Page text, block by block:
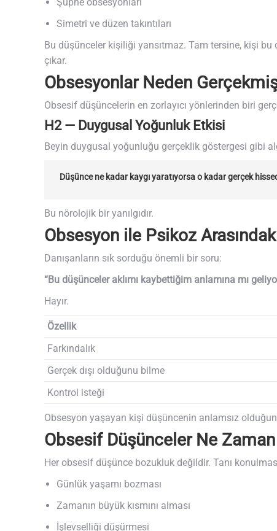
Simetri ve düzen takıntıları
Bu düşünceler kişiliği yansıtmaz. Tam tersine, kişi
çıkar.
Obsesyonlar Neden
Obsesif düşüncelerin en zorlayıcı yönlerinden biri
H2 — Duygusal Yoğunluk Etkisi
Beyin duygusal yoğunluğu gerçeklik göstergesi gibi
Düşünce ne kadar kaygı yaratıyorsa o kadar gerçek
Bu nörolojik bir yanılgıdır.
Obsesyon ile Psikoz
Danışanların sık sorduğu önemli bir soru:
“Bu düşünceler aklımı kaybettiğim anlamına mı
Hayır.
Özellik
Farkındalık
Gerçek dışı olduğunu bilme
Kontrol isteği
Obsesyon yaşayan kişi düşüncenin anlamsız
Obsesif Düşünceler Ne Zaman
Her obsesif düşünce bozukluk değildir. Tanı
Günlük yaşamı bozması
Zamanın büyük kısmını alması
İşlevselliği düşürmesi